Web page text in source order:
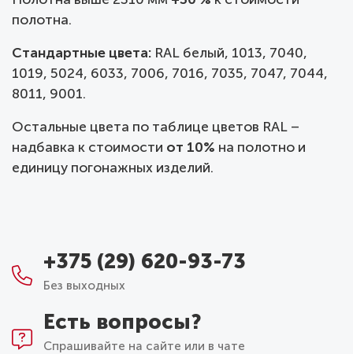
полотна.
Стандартные цвета: RAL белый, 1013, 7040,
1019, 5024, 6033, 7006, 7016, 7035, 7047, 7044,
8011, 9001.
Остальные цвета по таблице цветов RAL –
надбавка к стоимости от 10% на полотно и
единицу погонажных изделий.
+375 (29) 620-93-73
Без выходных
Есть вопросы?
Спрашивайте на сайте или в чате